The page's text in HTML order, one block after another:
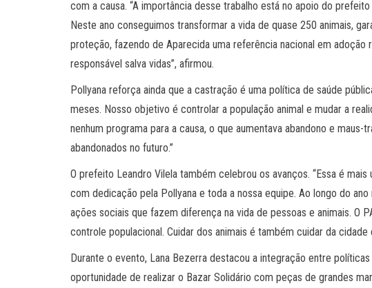
com a causa. “A importância desse trabalho está no apoio do
Neste ano conseguimos transformar a vida de quase 250 animais,
proteção, fazendo de Aparecida uma referência nacional em adoção
responsável salva vidas”, afirmou.
Pollyana reforça ainda que a castração é uma política de saúde
meses. Nosso objetivo é controlar a população animal e mudar a
nenhum programa para a causa, o que aumentava abandono e
abandonados no futuro.”
O prefeito Leandro Vilela também celebrou os avanços. “Essa é
com dedicação pela Pollyana e toda a nossa equipe. Ao longo do
ações sociais que fazem diferença na vida de pessoas e animais. O
controle populacional. Cuidar dos animais é também cuidar da cidade
Durante o evento, Lana Bezerra destacou a integração entre
oportunidade de realizar o Bazar Solidário com peças de grandes